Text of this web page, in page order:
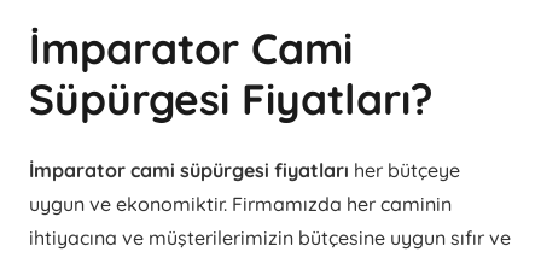
İmparator Cami
Süpürgesi Fiyatları?
İmparator cami süpürgesi fiyatları her bütçeye
uygun ve ekonomiktir. Firmamızda her caminin
ihtiyacına ve müşterilerimizin bütçesine uygun sıfır ve